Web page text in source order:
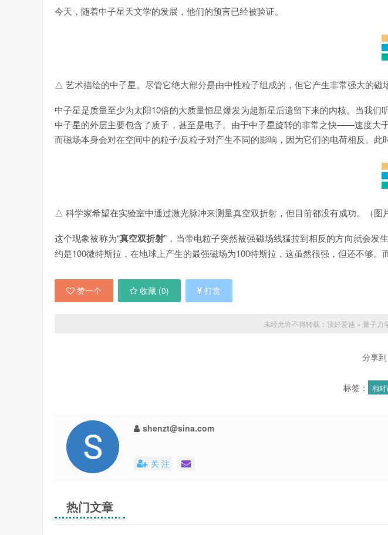
今天，随着中子星天文学的发展，他们的预言已经被验证。
△ 艺术描绘的中子星。尽管它绝大部分是由中性粒子组成的，但它产生非常强大的磁
中子星是质量至少为太阳10倍的大质量恒星爆发为超新星后遗留下来的内核。当我
中子星的外层主要包含了质子，甚至是电子。由于中子星旋转的非常之快——速度大
而磁场本身会对在空间中的粒子/反粒子对产生不同的影响，因为它们的电荷相反。此
△ 科学家希望在实验室中通过激光脉冲来测量真空双折射，但目前都没有成功。（图
这个现象被称为“真空双折射”，当带电粒子突然被强磁场线猛拉到相反的方向就会
约是100微特斯拉，在地球上产生的最强磁场为100特斯拉，这虽然很强，但还不够
△ 由于真空双折射，当中子星表面辐射出的光线，经过强大的磁场的时候回被偏振。
尽管并没有很多光线从中子星的表面辐射出来，但如果有光线辐射，在达到我们的
△ 甚大望远镜拍摄到了一颗非常昏暗的中子星RX J1856.5-3754，由蓝色圈圈标出。（
在距离地球400光年外，有一颗昏暗的中子星RX J1856.5-3754。科学家通过位于智
赞一个 收藏 (0) 打赏
未经允许不得转载： 顶好爱迪 » 量子力
分享到
标签： 相对
shenzt@sina.com
关 注
热门文章